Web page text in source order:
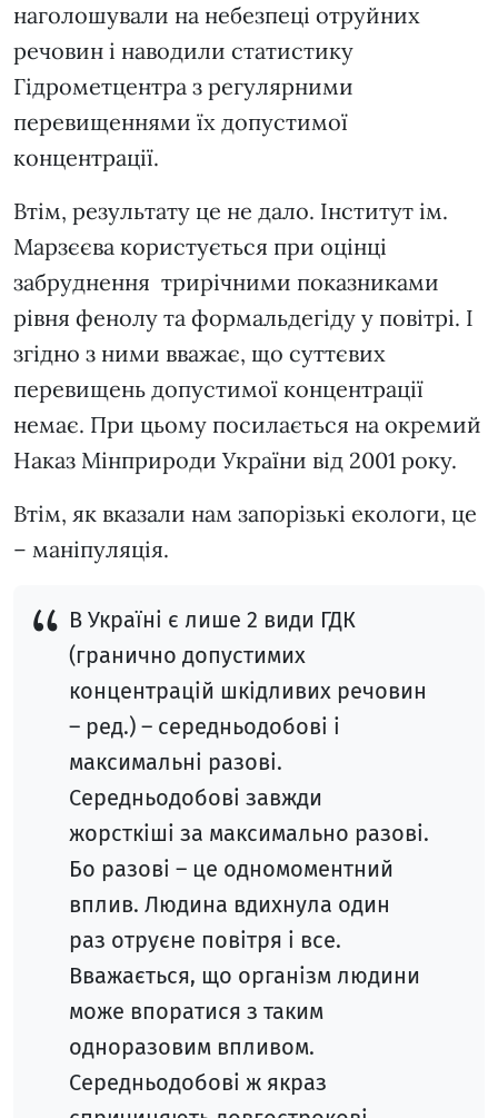
наголошували на небезпеці отруйних
речовин і наводили статистику
Гідрометцентра з регулярними
перевищеннями їх допустимої
концентрації.
Втім, результату це не дало. Інститут ім.
Марзєєва користується при оцінці
забруднення трирічними показниками
рівня фенолу та формальдегіду у повітрі. І
згідно з ними вважає, що суттєвих
перевищень допустимої концентрації
немає. При цьому посилається на окремий
Наказ Мінприроди України від 2001 року.
Втім, як вказали нам запорізькі екологи, це
– маніпуляція.
В Україні є лише 2 види ГДК
(гранично допустимих
концентрацій шкідливих речовин
– ред.) – середньодобові і
максимальні разові.
Середньодобові завжди
жорсткіші за максимально разові.
Бо разові – це одномоментний
вплив. Людина вдихнула один
раз отруєне повітря і все.
Вважається, що організм людини
може впоратися з таким
одноразовим впливом.
Середньодобові ж якраз